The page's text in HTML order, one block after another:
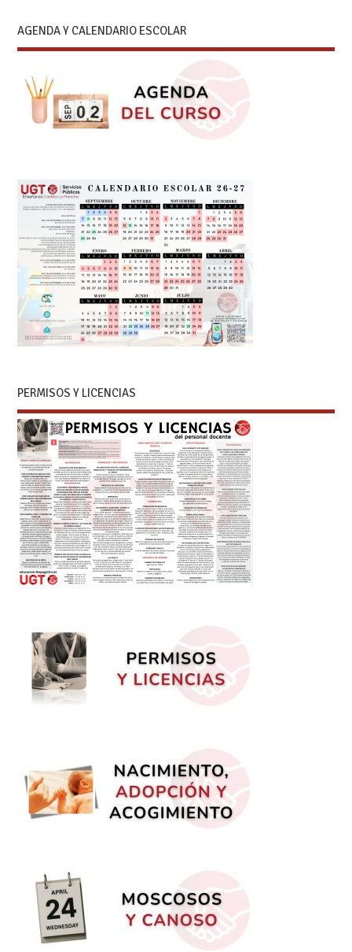
AGENDA Y CALENDARIO ESCOLAR
PERMISOS Y LICENCIAS